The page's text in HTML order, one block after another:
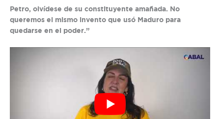
Petro, olvídese de su constituyente amañada. No
queremos el mismo invento que usó Maduro para
quedarse en el poder.”